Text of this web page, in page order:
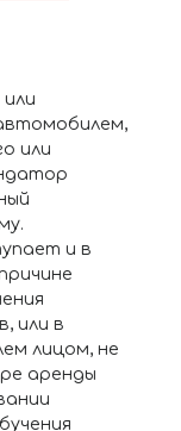
или
и в
или в
лицом, не
аренды